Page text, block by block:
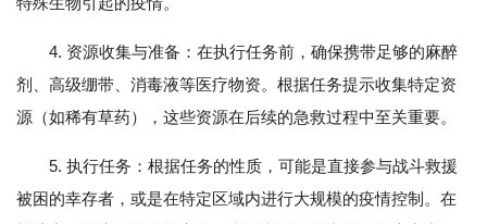
4. 资源收集与准备：在执行任务前，确保携带足够的麻醉
剂、高级绷带、消毒液等医疗物资。根据任务提示收集特定资
源（如稀有草药），这些资源在后续的急救过程中至关重要。
5. 执行任务：根据任务的性质，可能是直接参与战斗救援
被困的幸存者，或是在特定区域内进行大规模的疫情控制。在